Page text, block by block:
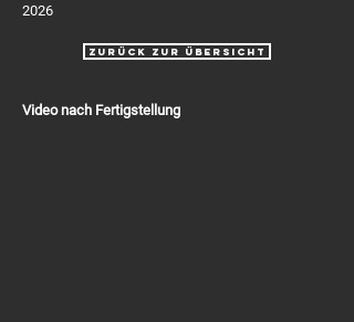
2026
zurück zur Übersicht
Video nach Fertigstellung